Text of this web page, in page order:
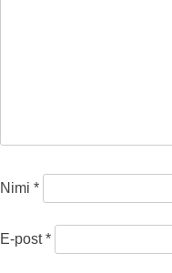
Nimi *
E-post*